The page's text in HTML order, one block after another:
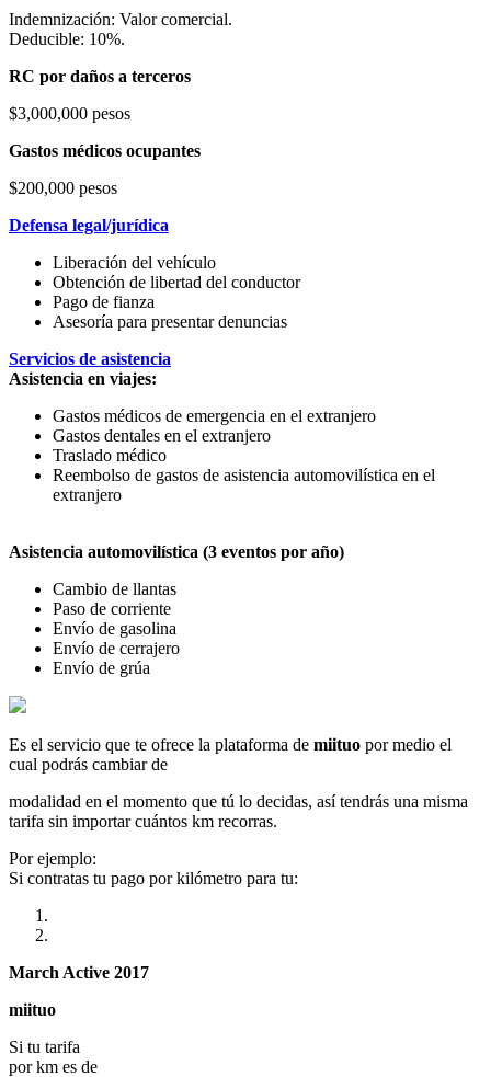
Indemnización: Valor comercial.
Deducible: 10%.
RC por daños a terceros
$3,000,000 pesos
Gastos médicos ocupantes
$200,000 pesos
Defensa legal/jurídica
Liberación del vehículo
Obtención de libertad del conductor
Pago de fianza
Asesoría para presentar denuncias
Servicios de asistencia
Asistencia en viajes:
Gastos médicos de emergencia en el extranjero
Gastos dentales en el extranjero
Traslado médico
Reembolso de gastos de asistencia automovilística en el
extranjero
Asistencia automovilística (3 eventos por año)
Cambio de llantas
Paso de corriente
Envío de gasolina
Envío de cerrajero
Envío de grúa
Es el servicio que te ofrece la plataforma de miituo por medio el
cual podrás cambiar de
modalidad en el momento que tú lo decidas, así tendrás una misma
tarifa sin importar cuántos km recorras.
Por ejemplo:
Si contratas tu pago por kilómetro para tu:
March Active 2017
miituo
Si tu tarifa
por km es de